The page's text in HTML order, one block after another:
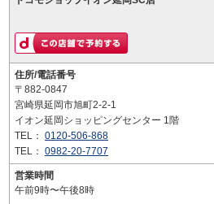
住所/電話番号
〒882-0847
宮崎県延岡市旭町2-2-1
イオン延岡ショッピングセンター 1階
TEL： 0120-506-868
TEL： 0982-20-7707
営業時間
午前9時〜午後8時